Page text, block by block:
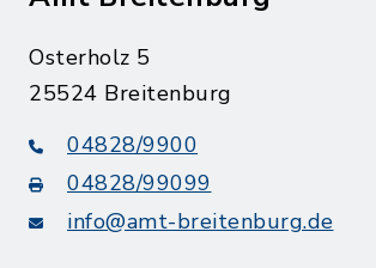
Osterholz 5
25524 Breitenburg
04828/9900
04828/99099
info@amt-breitenburg.de